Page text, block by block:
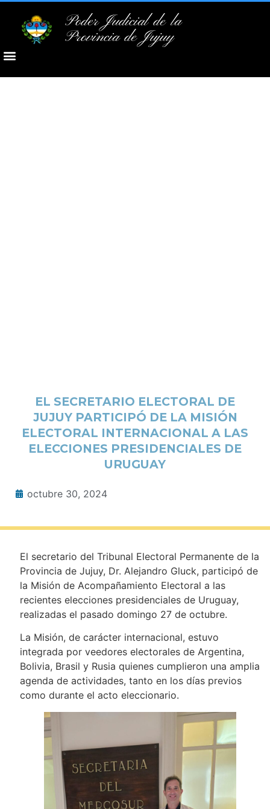
Poder Judicial de la
Provincia de Jujuy
EL SECRETARIO ELECTORAL DE
JUJUY PARTICIPÓ DE LA MISIÓN
ELECTORAL INTERNACIONAL A LAS
ELECCIONES PRESIDENCIALES DE
URUGUAY
octubre 30, 2024
El secretario del Tribunal Electoral Permanente de la
Provincia de Jujuy, Dr. Alejandro Gluck, participó de
la Misión de Acompañamiento Electoral a las
recientes elecciones presidenciales de Uruguay,
realizadas el pasado domingo 27 de octubre.
La Misión, de carácter internacional, estuvo
integrada por veedores electorales de Argentina,
Bolivia, Brasil y Rusia quienes cumplieron una amplia
agenda de actividades, tanto en los días previos
como durante el acto eleccionario.